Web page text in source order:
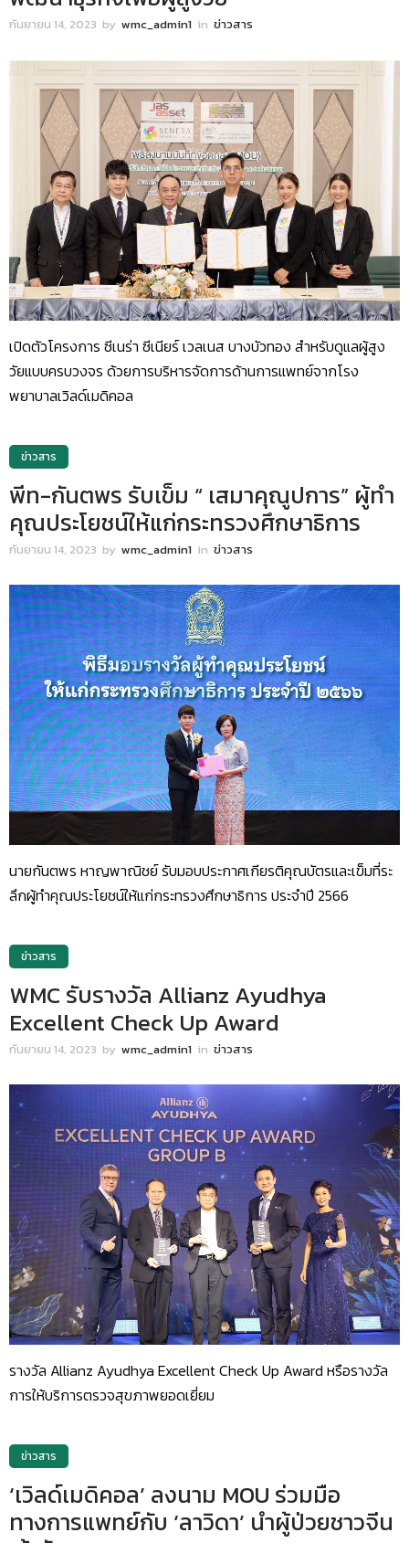
กันยายน 14, 2023 by wmc_admin1 in ข่าวสาร
เปิดตัวโครงการ ซีเนร่า ซีเนียร์ เวลเนส บางบัวทอง สำหรับดูแลผู้สูง
วัยแบบครบวงจร ด้วยการบริหารจัดการด้านการแพทย์จากโรง
พยาบาลเวิลด์เมดิคอล
ข่าวสาร
พีท-กันตพร รับเข็ม “ เสมาคุณูปการ” ผู้ทํา
คุณประโยชน์ให้แก่กระทรวงศึกษาธิการ
กันยายน 14, 2023 by wmc_admin1 in ข่าวสาร
นายกันตพร หาญพาณิชย์ รับมอบประกาศเกียรติคุณบัตรและเข็มที่ระ
ลึกผู้ทําคุณประโยชน์ให้แก่กระทรวงศึกษาธิการ ประจําปี 2566
ข่าวสาร
WMC รับรางวัล Allianz Ayudhya
Excellent Check Up Award
กันยายน 14, 2023 by wmc_admin1 in ข่าวสาร
รางวัล Allianz Ayudhya Excellent Check Up Award หรือรางวัล
การให้บริการตรวจสุขภาพยอดเยี่ยม
ข่าวสาร
‘เวิลด์เมดิคอล’ ลงนาม MOU ร่วมมือ
ทางการแพทย์กับ ‘ลาวิดา’ นำผู้ป่วยชาวจีน